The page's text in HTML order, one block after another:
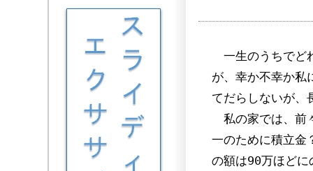
一生のうちでど
が、幸か不幸か私
てだらしないが、
私の家では、前
一のために積立金
の額は90万ほどに